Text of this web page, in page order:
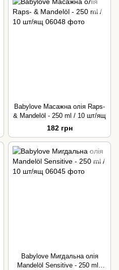
Babylove Масажна олія Raps-
& Mandelöl - 250 ml / 10 шт/ящ
182 грн
Babylove Мигдальна олія
Mandelöl Sensitive - 250 ml /